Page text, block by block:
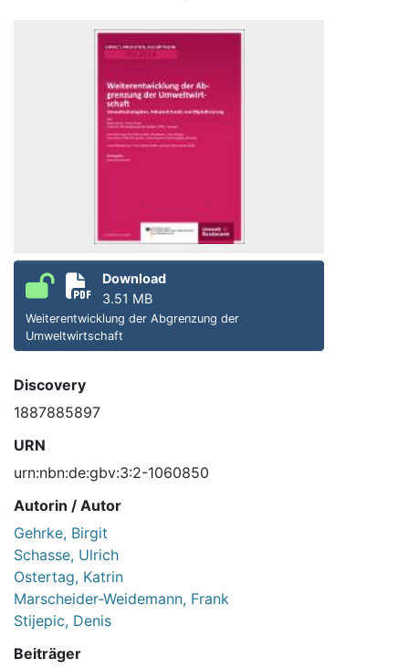
Download
3.51 MB
Weiterentwicklung der Abgrenzung der
Umweltwirtschaft
Discovery
1887885897
URN
urn:nbn:de:gbv:3:2-1060850
Autorin / Autor
Gehrke, Birgit
Schasse, Ulrich
Ostertag, Katrin
Marscheider-Weidemann, Frank
Stijepic, Denis
Beiträger